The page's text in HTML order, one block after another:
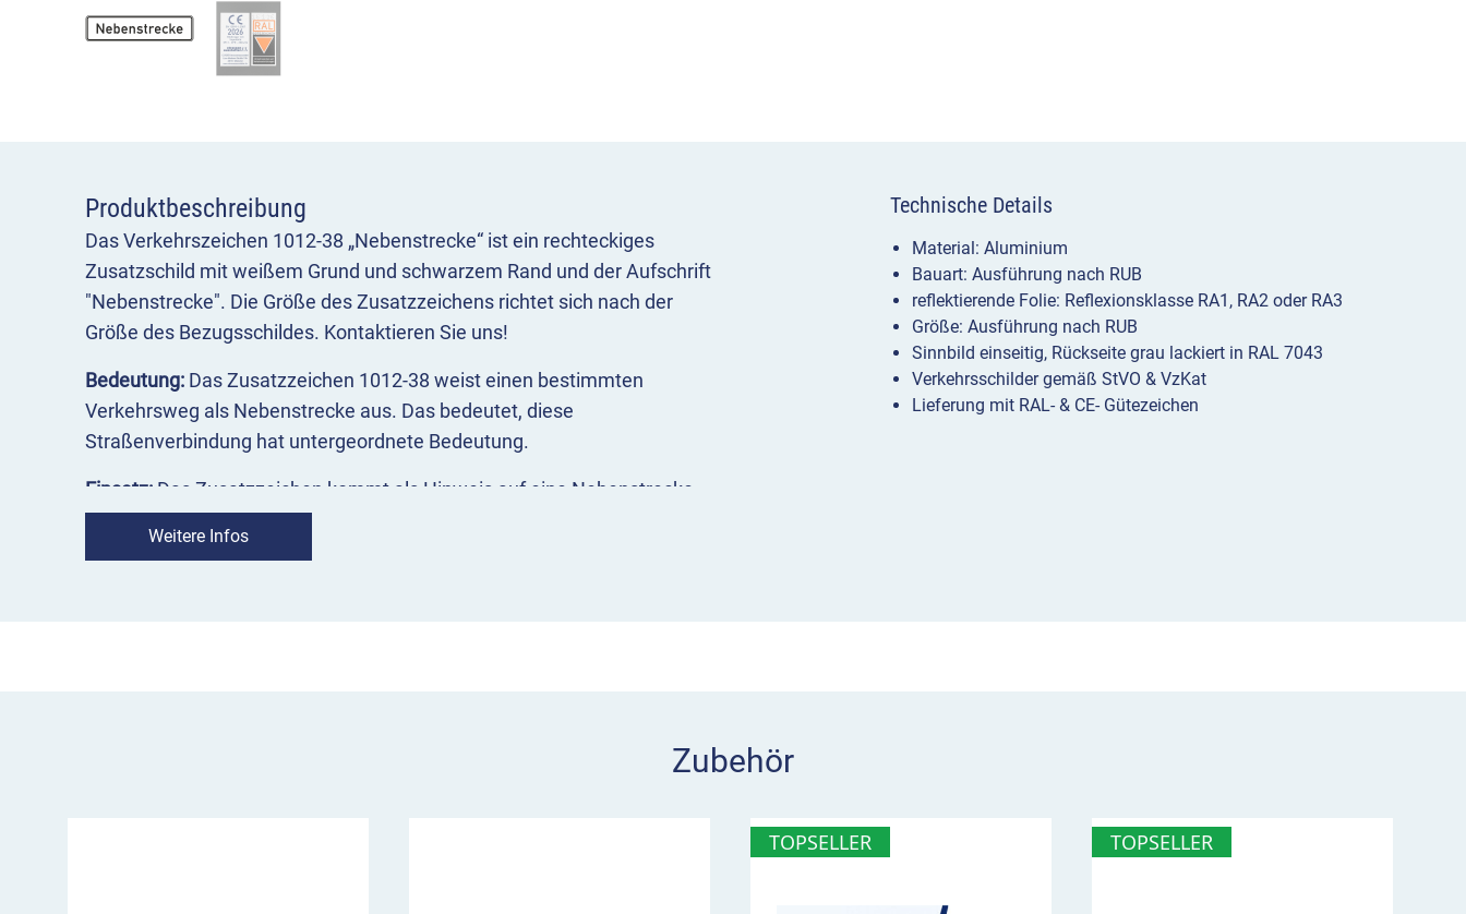
Produktbeschreibung
Das Verkehrszeichen 1012-38 „Nebenstrecke“ ist ein rechteckiges
Zusatzschild mit weißem Grund und schwarzem Rand und der Aufschrift
"Nebenstrecke". Die Größe des Zusatzzeichens richtet sich nach der
Größe des Bezugsschildes. Kontaktieren Sie uns!
Bedeutung: Das Zusatzzeichen 1012-38 weist einen bestimmten
Verkehrsweg als Nebenstrecke aus. Das bedeutet, diese
Straßenverbindung hat untergeordnete Bedeutung.
Einsatz: Das Zusatzzeichen kommt als Hinweis auf eine Nebenstrecke
zum Einsatz. Dabei ist es meistens in Verbindung mit Wegweisern
Weitere Infos
Technische Details
Material: Aluminium
Bauart: Ausführung nach RUB
reflektierende Folie: Reflexionsklasse RA1, RA2 oder RA3
Größe: Ausführung nach RUB
Sinnbild einseitig, Rückseite grau lackiert in RAL 7043
Verkehrsschilder gemäß StVO & VzKat
Lieferung mit RAL- & CE- Gütezeichen
Zubehör
TOPSELLER TOPSELLER